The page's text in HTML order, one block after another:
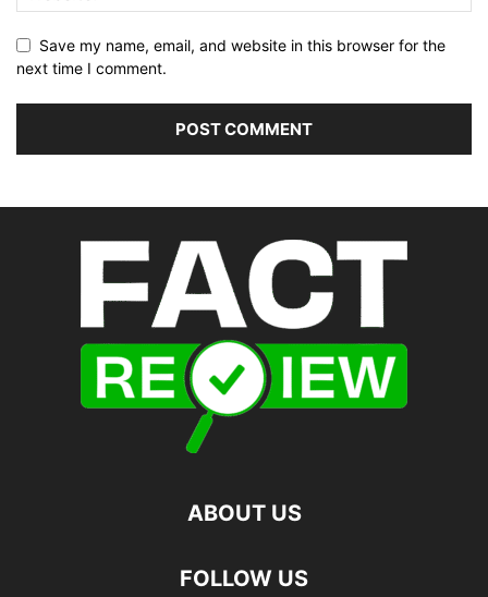
Save my name, email, and website in this browser for the
next time I comment.
ABOUT US
FOLLOW US